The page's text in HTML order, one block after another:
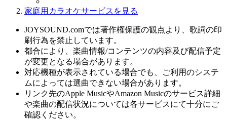
家庭用カラオケサービスを見る
JOYSOUND.comでは著作権保護の観点より、歌詞の印
刷行為を禁止しています。
都合により、楽曲情報/コンテンツの内容及び配信予定
が変更となる場合があります。
対応機種が表示されている場合でも、ご利用のシステ
ムによっては選曲できない場合があります。
リンク先のApple MusicやAmazon Musicのサービス詳細
や楽曲の配信状況については各サービスにて十分にご
確認ください。